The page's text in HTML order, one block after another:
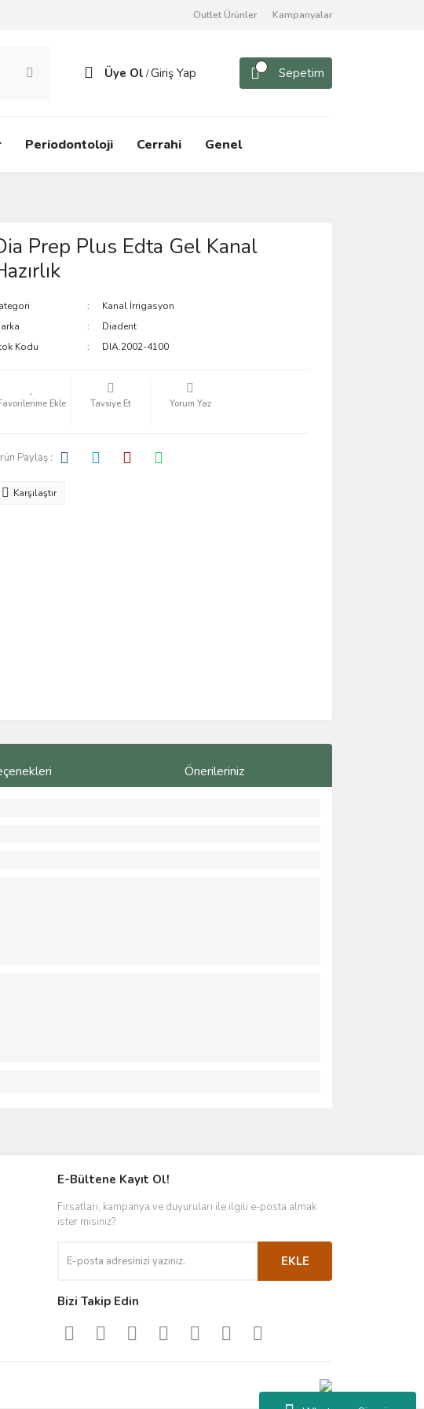
Outlet Ürünler Kampanyalar
Üye Ol /Giriş Yap Sepetim
Periodontoloji Cerrahi Genel
Prep Plus Edta Gel Kanal
Kanal İrrigasyon
Diadent
Kodu
DIA.2002-4100
Tavsiye Et Yorum Yaz
Paylaş :
Karşılaştır
Önerileriniz
E-Bültene Kayıt Ol!
Fırsatları, kampanya ve duyuruları ile ilgili e-posta almak
ister misiniz?
EKLE
Bizi Takip Edin